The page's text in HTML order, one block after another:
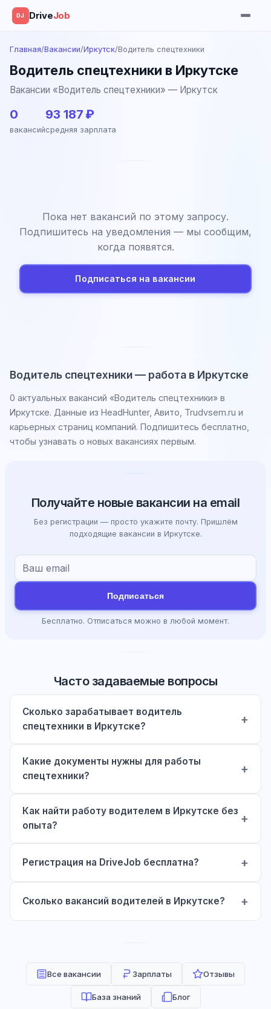
DJ DriveJob
Главная/Вакансии/Иркутск/Водитель спецтехники
Водитель спецтехники в Иркутске
Вакансии «Водитель спецтехники» — Иркутск
0
вакансий
93 187 ₽
средняя зарплата
Пока нет вакансий по этому запросу.
Подпишитесь на уведомления — мы сообщим,
когда появятся.
Подписаться на вакансии
Водитель спецтехники — работа в Иркутске
0 актуальных вакансий «Водитель спецтехники» в
Иркутске. Данные из HeadHunter, Авито, Trudvsem.ru и
карьерных страниц компаний. Подпишитесь бесплатно,
чтобы узнавать о новых вакансиях первым.
Получайте новые вакансии на email
Без регистрации — просто укажите почту. Пришлём
подходящие вакансии в Иркутске.
Подписаться
Бесплатно. Отписаться можно в любой момент.
Часто задаваемые вопросы
Сколько зарабатывает водитель
спецтехники в Иркутске?
Какие документы нужны для работы
спецтехники?
Как найти работу водителем в Иркутске без
опыта?
Регистрация на DriveJob бесплатна?
Сколько вакансий водителей в Иркутске?
Все вакансии Зарплаты Отзывы
База знаний Блог